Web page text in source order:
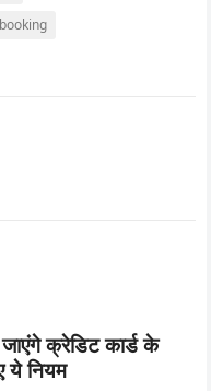
क्रेडिट कार्ड के
ये नियम